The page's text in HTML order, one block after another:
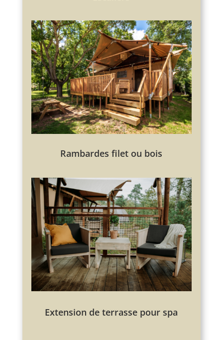
Rambardes filet ou bois
Extension de terrasse pour spa